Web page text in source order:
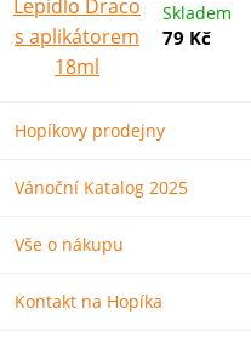
Skladem
79 Kč
Hopíkovy prodejny
Vánoční Katalog 2025
Vše o nákupu
Kontakt na Hopíka